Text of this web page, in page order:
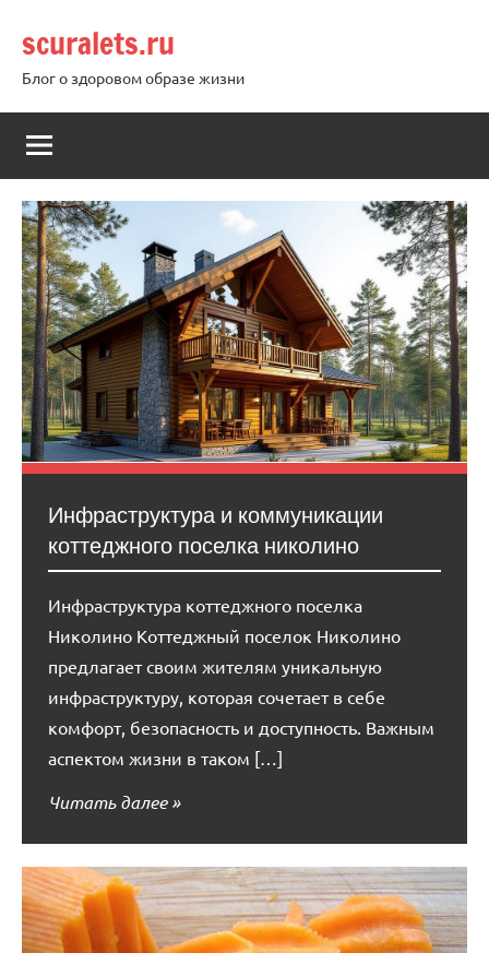
содержимому
scuralets.ru
Блог о здоровом образе жизни
Инфраструктура и коммуникации
коттеджного поселка николино
Инфраструктура коттеджного поселка
Николино Коттеджный поселок Николино
предлагает своим жителям уникальную
инфраструктуру, которая сочетает в себе
комфорт, безопасность и доступность. Важным
аспектом жизни в таком […]
Читать далее